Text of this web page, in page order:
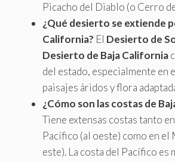
Picacho del Diablo (o Cerro
¿Qué desierto se extiende
California? El Desierto de
Desierto de Baja California
del estado, especialmente en
paisajes áridos y flora
¿Cómo son las costas de
Tiene extensas costas tanto
Pacífico (al oeste) como en el
este). La costa del Pacífico es